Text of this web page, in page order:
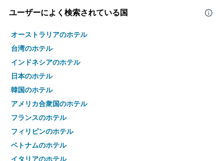
ユーザーによく検索されている国
オーストラリアのホテル
台湾のホテル
インドネシアのホテル
日本のホテル
韓国のホテル
アメリカ合衆国のホテル
フランスのホテル
フィリピンのホテル
ベトナムのホテル
イタリアのホテル